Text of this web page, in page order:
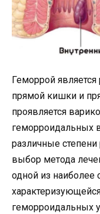
Геморрой
прямой кишки и
проявляется
геморроидальных
различные
выбор метода
одной из наиболее
геморроидальных